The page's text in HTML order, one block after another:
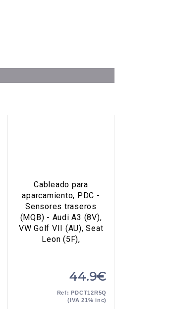
Cableado para
aparcamiento, PDC -
Sensores traseros
(MQB) - Audi A3 (8V),
VW Golf VII (AU), Seat
Leon (5F),
44.9€
Ref: PDCT12R5Q
(IVA 21% inc)